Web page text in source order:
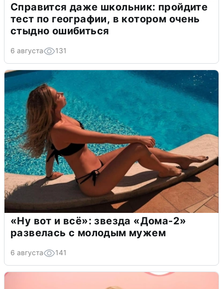
Справится даже школьник: пройдите
тест по географии, в котором очень
стыдно ошибиться
6 августа 131
«Ну вот и всё»: звезда «Дома-2»
развелась с молодым мужем
6 августа 141